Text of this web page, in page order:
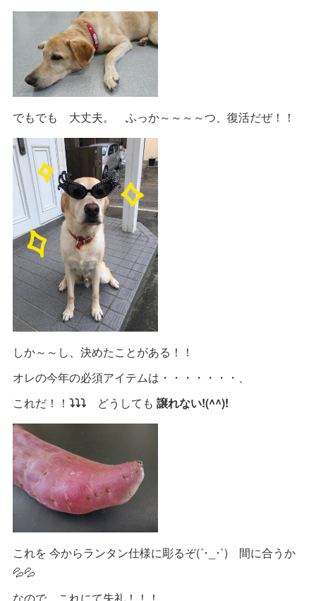
でもでも 大丈夫。 ふっか～～～～つ、復活だぜ！！
しか～～し、決めたことがある！！
オレの今年の必須アイテムは・・・・・・・、
これだ！！⤵⤵⤵ どうしても譲れない!(^^)!
これを 今からランタン仕様に彫るぞ(´･_･`) 間に合うか
💦💦
なので これにて失礼！！！